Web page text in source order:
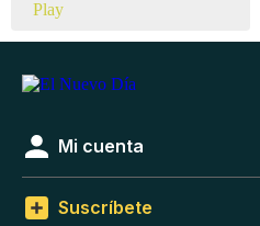
Mi cuenta
Suscríbete